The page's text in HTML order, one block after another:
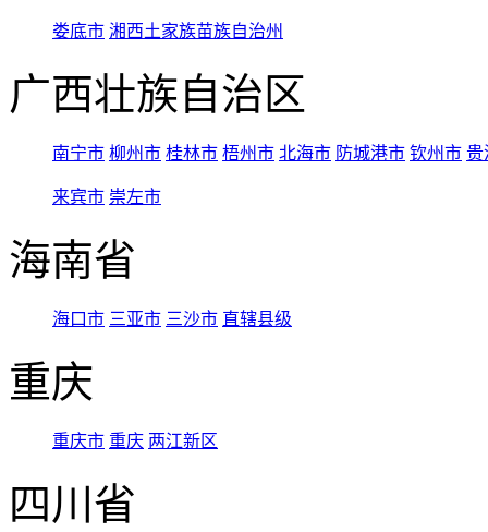
娄底市 湘西土家族苗族自治州
广西壮族自治区
南宁市 柳州市 桂林市 梧州市 北海市 防城港市 钦州市 贵
来宾市 崇左市
海南省
海口市 三亚市 三沙市 直辖县级
重庆
重庆市 重庆 两江新区
四川省